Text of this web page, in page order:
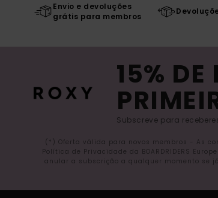
Envio e devoluções
grátis para membros
15% DE
Subscreve para
(*) Oferta válida para novos membros - As
Política de Privacidade da BOARDRIDERS
anular a subscrição a qualquer momento se